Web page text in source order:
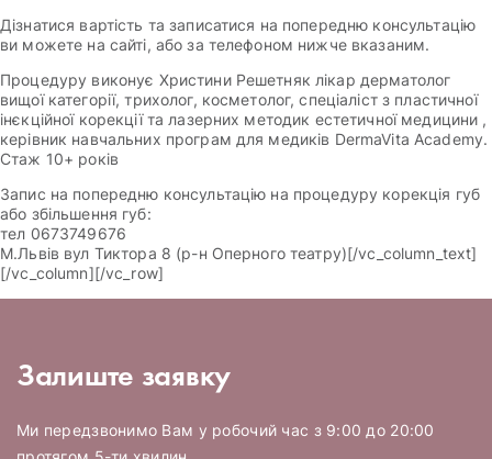
Дізнатися вартість та записатися на попередню консультацію
ви можете на сайті, або за телефоном нижче вказаним.
Процедуру виконує Христини Решетняк лікар дерматолог
вищої категорії, трихолог, косметолог, спеціаліст з пластичної
інєкційної корекції та лазерних методик естетичної медицини ,
керівник навчальних програм для медиків DermaVita Academy.
Стаж 10+ років
Запис на попередню консультацію на процедуру корекція губ
або збільшення губ:
тел 0673749676
М.Львів вул Тиктора 8 (р-н Оперного театру)[/vc_column_text]
[/vc_column][/vc_row]
Залиште заявку
Ми передзвонимо Вам у робочий час з 9:00 до 20:00